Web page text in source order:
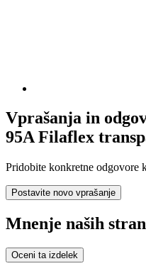
Vprašanja in
95A Filaflex
Pridobite konkretne odgovore
Postavite novo vprašanje
Mnenje naših
Oceni ta izdelek